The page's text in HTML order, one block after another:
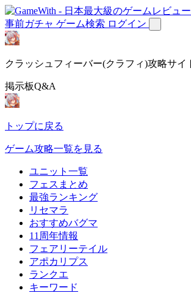
事前ガチャ ゲーム検索 ログイン
クラッシュフィーバー(クラフィ)攻略サイ
掲示板Q&A
トップに戻る
ゲーム攻略一覧を見る
ユニット一覧
フェスまとめ
最強ランキング
リセマラ
おすすめバグマ
11周年情報
フェアリーテイル
アポカリプス
ランクエ
キーワード